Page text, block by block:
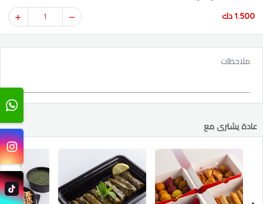
1.500 دك 1
ملاحظات
عادة يشترى مع